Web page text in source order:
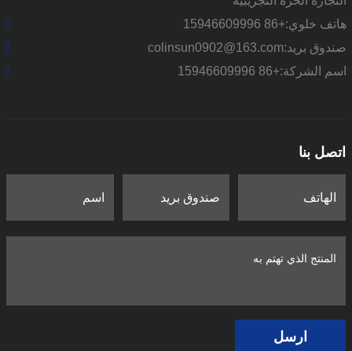
هاتف خلوي:+86 15946609996
صندوق بريد:colinsun0902@163.com
اسم الشركة:+86 15946609996
اتصل بنا
ارسل